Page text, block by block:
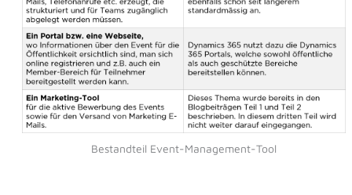
Bestandteil Event-Management-Tool